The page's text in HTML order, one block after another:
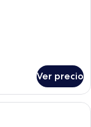
Ver precio